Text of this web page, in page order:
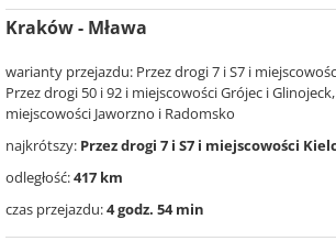
Kraków - Mława
warianty przejazdu: Przez drogi 7 i S7 i
Przez drogi 50 i 92 i miejscowości Grójec i
miejscowości Jaworzno i Radomsko
najkrótszy: Przez drogi 7 i S7 i miejscowości
odległość:417 km
czas przejazdu:4 godz. 54 min